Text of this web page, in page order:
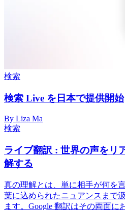
検索
検索 Live を日本で提供開始
By Liza Ma
検索
ライブ翻訳 : 世界の声をリ
解する
真の理解とは、単に相手が何を
葉に込められたニュアンスまで
ます。Google 翻訳はその両面に